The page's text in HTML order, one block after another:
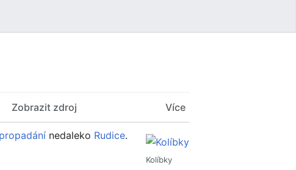
Zobrazit zdroj Více
Kolíbky
nedaleko Rudice.